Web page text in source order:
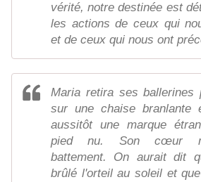
vérité, notre destinée est
les actions de ceux qui
et de ceux qui nous ont
Maria retira ses ballerines
sur une chaise branlante
aussitôt une marque
pied nu. Son cœur
battement. On aurait dit
brûlé l'orteil au soleil et